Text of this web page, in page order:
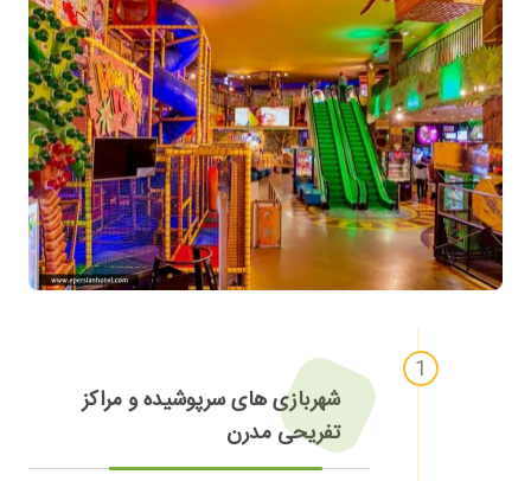
شهربازی های سرپوشیده و مراکز
تفریحی مدرن